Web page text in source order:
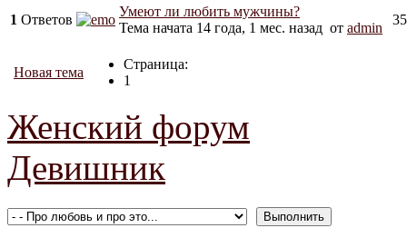
1 Ответов
Умеют ли любить мужчины?
Тема начата 14 года, 1 мес. назад от admin
Новая тема
Страница:
1
Женский форум
Девишник